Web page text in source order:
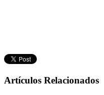
Artículos Relacionados